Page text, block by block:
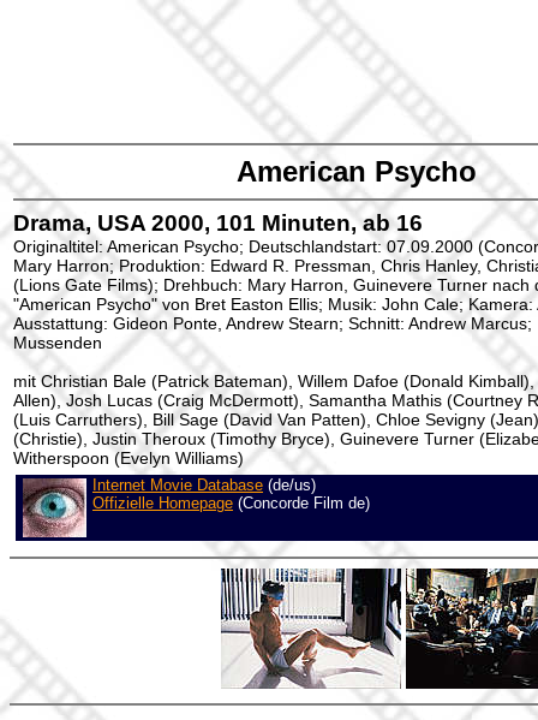
American Psycho
Drama, USA 2000, 101 Minuten, ab 16
Originaltitel: American Psycho; Deutschlandstart: 07.09.2000
Mary Harron; Produktion: Edward R. Pressman, Chris Hanley,
(Lions Gate Films); Drehbuch: Mary Harron, Guinevere Turner nach
"American Psycho" von Bret Easton Ellis; Musik: John Cale; Kamera:
Ausstattung: Gideon Ponte, Andrew Stearn; Schnitt: Andrew Marcus;
Mussenden
mit Christian Bale (Patrick Bateman), Willem Dafoe (Donald
Allen), Josh Lucas (Craig McDermott), Samantha Mathis (Courtney
(Luis Carruthers), Bill Sage (David Van Patten), Chloe Sevigny
(Christie), Justin Theroux (Timothy Bryce), Guinevere Turner
Witherspoon (Evelyn Williams)
Internet Movie Database (de/us)
Offizielle Homepage (Concorde Film de)